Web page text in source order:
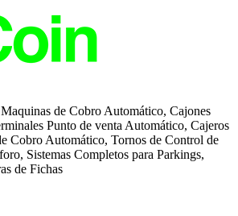
de Cobro Automático, Cajones
Punto de venta Automático, Cajeros
Cobro Automático, Tornos de Control de
Sistemas Completos para Parkings,
de Fichas